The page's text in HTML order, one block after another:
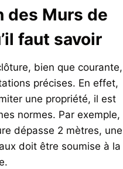
des Murs de
faut savoir
bien que courante,
précises. En effet,
une propriété, il est
normes. Par exemple,
dépasse 2 mètres, une
doit être soumise à la